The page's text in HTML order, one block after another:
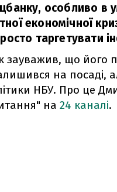
особливо в
економічної
таргетувати
зауважив, що його
на посаді,
НБУ. Про це
на 24 каналі.